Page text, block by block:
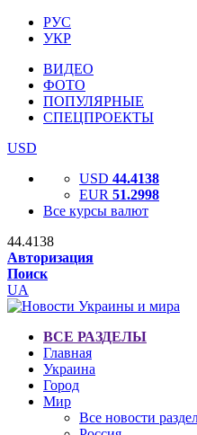
РУС
УКР
ВИДЕО
ФОТО
ПОПУЛЯРНЫЕ
СПЕЦПРОЕКТЫ
USD
USD 44.4138
EUR 51.2998
Все курсы валют
44.4138
Авторизация
Поиск
UA
ВСЕ РАЗДЕЛЫ
Главная
Украина
Город
Мир
Все новости